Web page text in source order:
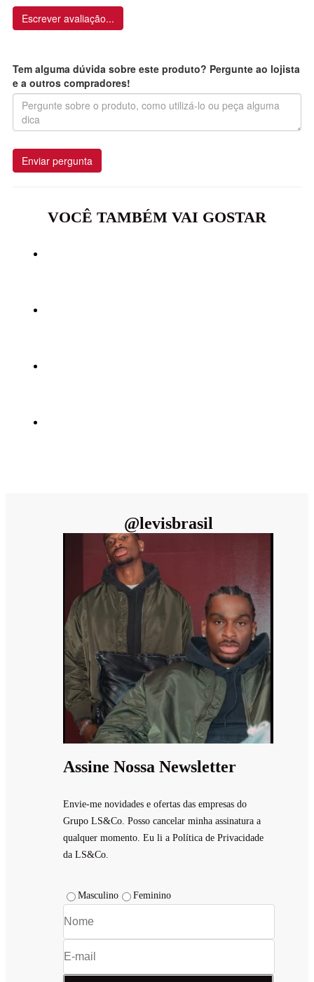
Escrever avaliação...
Tem alguma dúvida sobre este produto? Pergunte ao lojista
e a outros compradores!
Enviar pergunta
VOCÊ TAMBÉM VAI GOSTAR
@levisbrasil
Assine Nossa Newsletter
Envie-me novidades e ofertas das empresas do
Grupo LS&Co. Posso cancelar minha assinatura a
qualquer momento. Eu li a Política de Privacidade
da LS&Co.
Masculino Feminino